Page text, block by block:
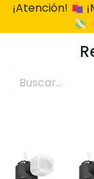
¡Atención!